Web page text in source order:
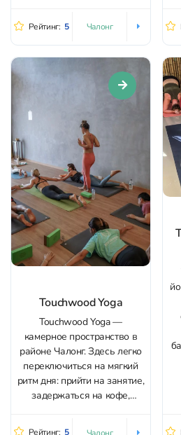
есть занятия по хатха-йоге,
аштангу, пранаяме,
для новичков, так и для
продвинутых. Просторный
Рейтинг: 5 Чалонг
Touchwood Yoga
Touchwood Yoga —
камерное пространство в
районе Чалонг. Здесь легко
переключиться на мягкий
ритм дня: прийти на занятие,
задержаться на кофе,
остановиться на несколько
Рейтинг: 5 Чалонг